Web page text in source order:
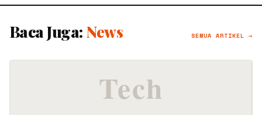
Baca Juga: News SEMUA ARTIKEL →